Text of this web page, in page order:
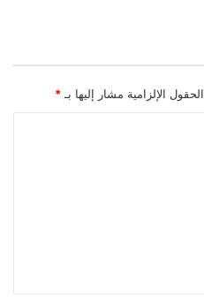
الحقول الإلزامية مشار إليها بـ *